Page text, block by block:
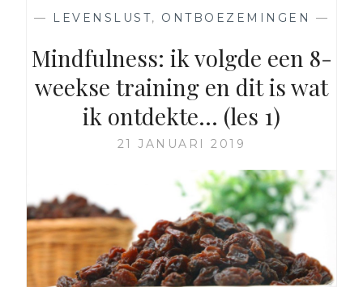
— LEVENSLUST, ONTBOEZEMINGEN —
Mindfulness: ik volgde een 8-
weekse training en dit is wat
ik ontdekte… (les 1)
21 JANUARI 2019